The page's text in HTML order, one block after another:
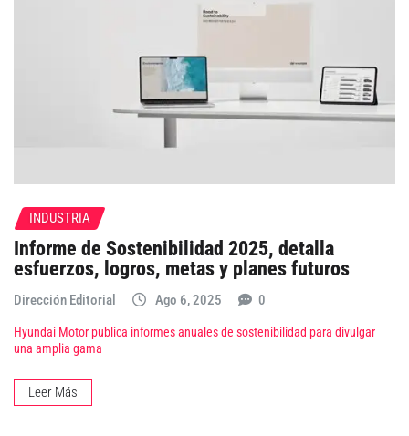
INDUSTRIA
Informe de Sostenibilidad 2025, detalla
esfuerzos, logros, metas y planes futuros
Dirección Editorial Ago 6, 2025 0
Hyundai Motor publica informes anuales de sostenibilidad para divulgar
una amplia gama
Leer Más